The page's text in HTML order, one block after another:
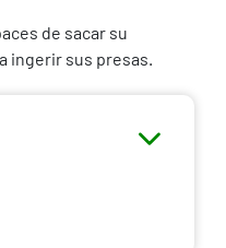
de sacar su
ingerir sus presas.